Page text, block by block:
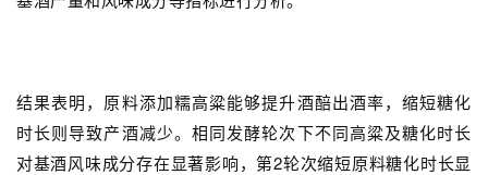
结果表明，原料添加糯高粱能够提升酒醅出酒率，缩短糖化
时长则导致产酒减少。相同发酵轮次下不同高粱及糖化时长
对基酒风味成分存在显著影响，第2轮次缩短原料糖化时长显